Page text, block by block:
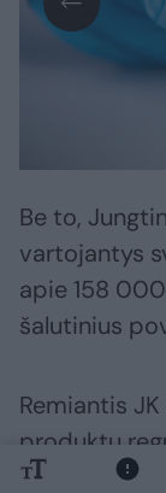
Be to,
vartojantys
apie 158
šalutinius
Remiantis
produktų
paskelbtais